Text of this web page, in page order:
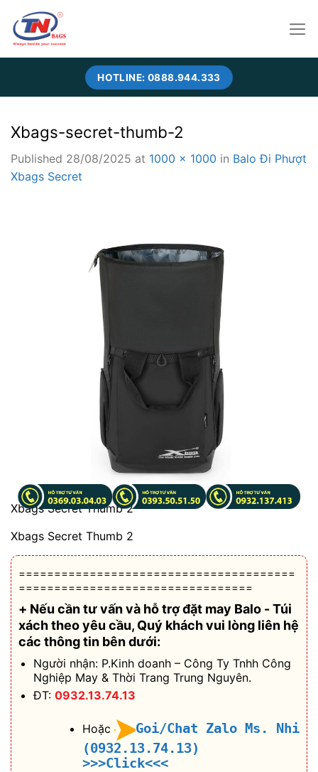
content
HOTLINE: 0888.944.333
Xbags-secret-thumb-2
Published 28/08/2025 at 1000 × 1000 in Balo Đi Phượt
Xbags Secret
Xbags Secret Thumb 2
Xbags Secret Thumb 2
=======================================
=================================
+ Nếu cần tư vấn và hỗ trợđặt may Balo - Túi
xách theo yêu cầu, Quý khách vui lòng liên hệ
các thông tin bên dưới:
Người nhận: P.Kinh doanh – Công Ty Tnhh Công
Nghiệp May & Thời Trang Trung Nguyên.
ĐT: 0932.13.74.13
Hoặc
Goi/Chat Zalo Ms. Nhi
(0932.13.74.13)
>>>Click<<<